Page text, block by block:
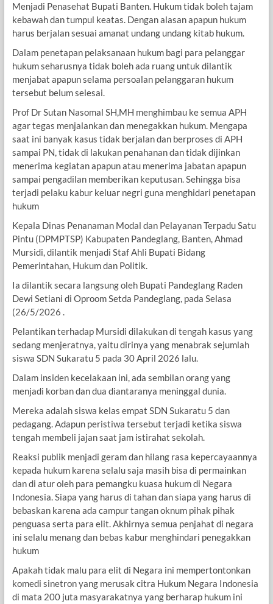
Menjadi Penasehat Bupati Banten. Hukum tidak boleh tajam
kebawah dan tumpul keatas. Dengan alasan apapun hukum
harus berjalan sesuai amanat undang undang kitab hukum.
Dalam penetapan pelaksanaan hukum bagi para pelanggar
hukum seharusnya tidak boleh ada ruang untuk dilantik
menjabat apapun selama persoalan pelanggaran hukum
tersebut belum selesai.
Prof Dr Sutan Nasomal SH,MH menghimbau ke semua APH
agar tegas menjalankan dan menegakkan hukum. Mengapa
saat ini banyak kasus tidak berjalan dan berproses di APH
sampai PN, tidak di lakukan penahanan dan tidak dijinkan
menerima kegiatan apapun atau menerima jabatan apapun
sampai pengadilan memberikan keputusan. Sehingga bisa
terjadi pelaku kabur keluar negri guna menghidari penetapan
hukum
Kepala Dinas Penanaman Modal dan Pelayanan Terpadu Satu
Pintu (DPMPTSP) Kabupaten Pandeglang, Banten, Ahmad
Mursidi, dilantik menjadi Staf Ahli Bupati Bidang
Pemerintahan, Hukum dan Politik.
Ia dilantik secara langsung oleh Bupati Pandeglang Raden
Dewi Setiani di Oproom Setda Pandeglang, pada Selasa
(26/5/2026 .
Pelantikan terhadap Mursidi dilakukan di tengah kasus yang
sedang menjeratnya, yaitu dirinya yang menabrak sejumlah
siswa SDN Sukaratu 5 pada 30 April 2026 lalu.
Dalam insiden kecelakaan ini, ada sembilan orang yang
menjadi korban dan dua diantaranya meninggal dunia.
Mereka adalah siswa kelas empat SDN Sukaratu 5 dan
pedagang. Adapun peristiwa tersebut terjadi ketika siswa
tengah membeli jajan saat jam istirahat sekolah.
Reaksi publik menjadi geram dan hilang rasa kepercayaannya
kepada hukum karena selalu saja masih bisa di permainkan
dan di atur oleh para pemangku kuasa hukum di Negara
Indonesia. Siapa yang harus di tahan dan siapa yang harus di
bebaskan karena ada campur tangan oknum pihak pihak
penguasa serta para elit. Akhirnya semua penjahat di negara
ini selalu menang dan bebas kabur menghindari penegakkan
hukum
Apakah tidak malu para elit di Negara ini mempertontonkan
komedi sinetron yang merusak citra Hukum Negara Indonesia
di mata 200 juta masyarakatnya yang berharap hukum ini